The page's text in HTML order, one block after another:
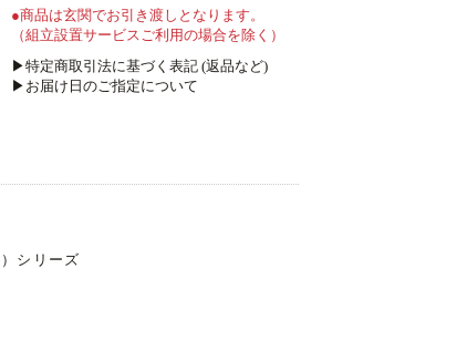
●商品は玄関でお引き渡しとなります。
（組立設置サービスご利用の場合を除く）
▶特定商取引法に基づく表記 (返品など)
▶お届け日のご指定について
シリーズ